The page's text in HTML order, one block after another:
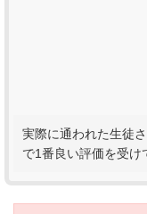
実際に通われた生徒
で1番良い評価を受け